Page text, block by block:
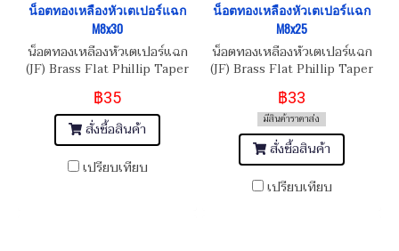
น็อตทองเหลืองหัวเตเปอร์แฉก
M8x30
น็อตทองเหลืองหัวเตเปอร์แฉก
(JF) Brass Flat Phillip Taper
Head Screw M8x1.25x30
฿35
สั่งซื้อสินค้า
เปรียบเทียบ
น็อตทองเหลืองหัวเตเปอร์แฉก
M8x25
น็อตทองเหลืองหัวเตเปอร์แฉก
(JF) Brass Flat Phillip Taper
Head Screw M8x1.25x25
฿33
มีสินค้าราคาส่ง
สั่งซื้อสินค้า
เปรียบเทียบ